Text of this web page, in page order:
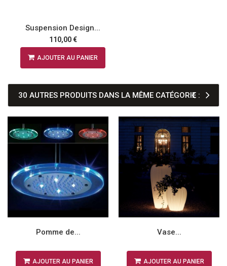
Suspension Design...
110,00 €
AJOUTER AU PANIER
30 AUTRES PRODUITS DANS LA MÊME CATÉGORIE :
Pomme de...
AJOUTER AU PANIER
Vase...
AJOUTER AU PANIER